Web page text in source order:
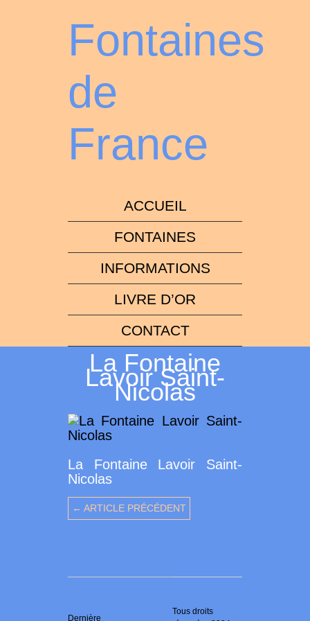
Fontaines
de
France
ACCUEIL
FONTAINES
INFORMATIONS
LIVRE D’OR
CONTACT
La Fontaine
Lavoir Saint-
Nicolas
La Fontaine Lavoir Saint-
Nicolas
← ARTICLE PRÉCÉDENT
Dernière
Tous droits